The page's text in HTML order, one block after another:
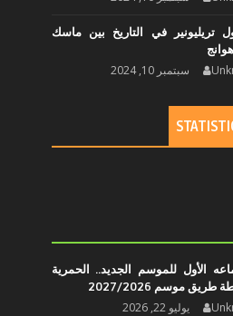
تريليونير في التاريخ بين ماسك
سبتمبر 10, 2024
الأول للموسم الجديد.. الحمرية
موسم 2027/2026
يوليو 22, 2026